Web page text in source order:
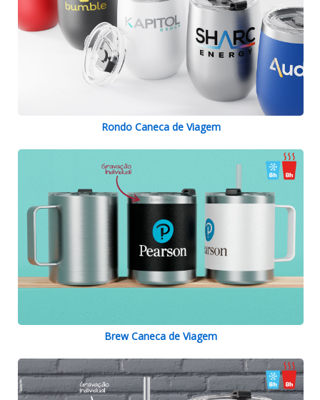
Rondo Caneca de Viagem
Brew Caneca de Viagem